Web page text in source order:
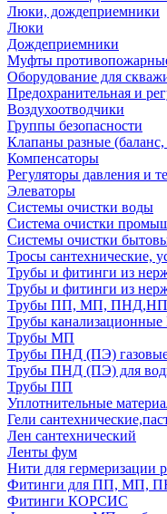
Люки, дождеприемники
Люки
Дождеприемники
Муфты
Оборудование для
Предохранительная и
Воздухоотводчики
Группы безопасности
Клапаны разные
Компенсаторы
Регуляторы давления и
Элеваторы
Системы очистки воды
Система очистки
Системы очистки
Тросы сантехнические,
Трубы и фитинги из
Трубы и фитинги из
Трубы ПП, МП,
Трубы
Трубы МП
Трубы ПНД (ПЭ)
Трубы ПНД (ПЭ) для
Трубы ПП
Уплотнительные
Гели
Лен сантехнический
Ленты фум
Нити для гермеризации
Фитинги для ПП, МП,
Фитинги КОРСИС